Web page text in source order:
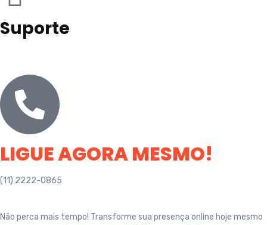
Suporte
LIGUE AGORA MESMO!
(11) 2222-0865
Não perca mais tempo! Transforme sua presença online hoje mesmo